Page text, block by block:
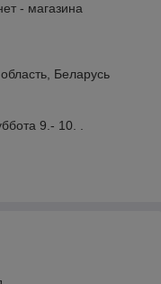
- магазина
Беларусь
9.- 10. .